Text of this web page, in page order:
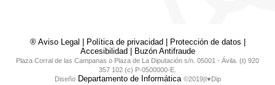
® Aviso Legal Política de privacidad Protección de datos
Accesibilidad
Buzón Antifraude
Plaza Corral de las Campanas o Plaza de La Diputación s/n. 05001 - Ávila. (t) 920
357 102 (c) P-0500000-E.
DiseñoDepartamento de Informática ©2019|I♥Dip